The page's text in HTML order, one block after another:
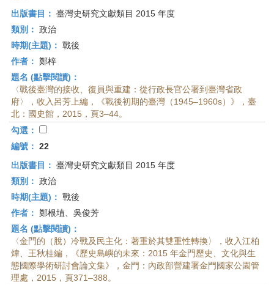
出版書目： 臺灣史研究文獻類目 2015 年度
類別： 政治
時期(主題)： 戰後
作者： 鄭梓
題名 (點擊閱讀)：
〈戰後臺灣的接收、復員與重建：從行政長官公署到臺灣省政
府〉，收入呂芳上編，《戰後初期的臺灣（1945–1960s）》，臺
北：國史館，2015，頁3–44。
勾選：
編號： 22
出版書目： 臺灣史研究文獻類目 2015 年度
類別： 政治
時期(主題)： 戰後
作者： 鄭根埴、吳俊芳
題名 (點擊閱讀)：
〈金門的（脫）冷戰及民主化：著重於其雙重性轉換〉，收入江柏
煒、王秋桂編，《歷史島嶼的未來：2015 年金門歷史、文化與生
態國際學術研討會論文集》，金門：內政部營建署金門國家公園管
理處，2015，頁371–388。